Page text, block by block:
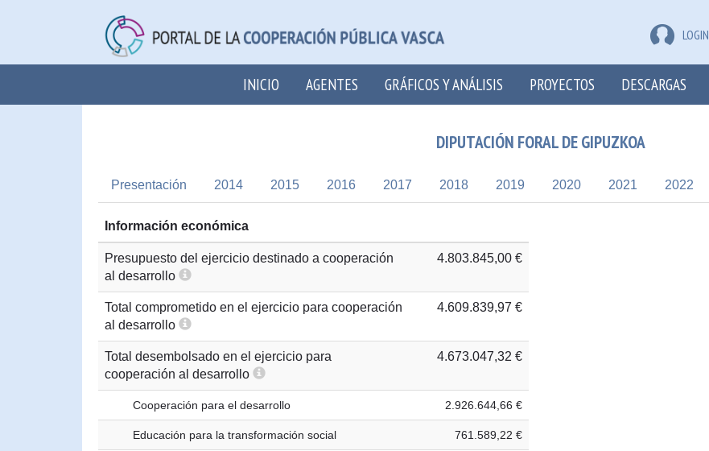
LOGIN
INICIO AGENTES GRÁFICOS Y ANÁLISIS PROYECTOS DESCARGAS
DIPUTACIÓN FORAL DE GIPUZKOA
Presentación 2014 2015 2016 2017 2018 2019 2020 2021 2022
Información económica
Presupuesto del ejercicio destinado a cooperación
al desarrollo
4.803.845,00 €
Total comprometido en el ejercicio para cooperación
al desarrollo
4.609.839,97 €
Total desembolsado en el ejercicio para
cooperación al desarrollo
4.673.047,32 €
Cooperación para el desarrollo 2.926.644,66 €
Educación para la transformación social 761.589,22 €